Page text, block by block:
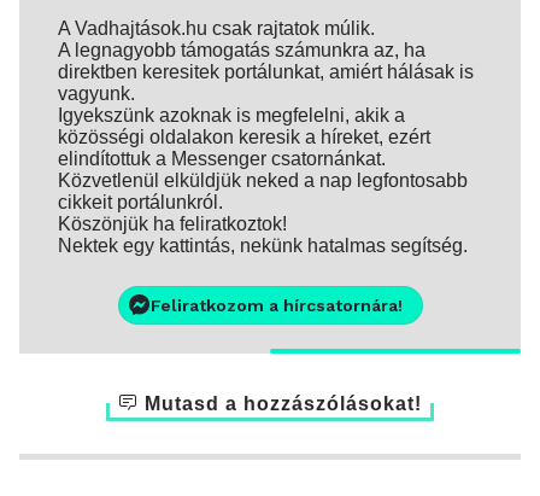
A Vadhajtások.hu csak rajtatok múlik.
A legnagyobb támogatás számunkra az, ha
direktben keresitek portálunkat, amiért hálásak is
vagyunk.
Igyekszünk azoknak is megfelelni, akik a
közösségi oldalakon keresik a híreket, ezért
elindítottuk a Messenger csatornánkat.
Közvetlenül elküldjük neked a nap legfontosabb
cikkeit portálunkról.
Köszönjük ha feliratkoztok!
Nektek egy kattintás, nekünk hatalmas segítség.
Feliratkozom a hírcsatornára!
Mutasd a hozzászólásokat!